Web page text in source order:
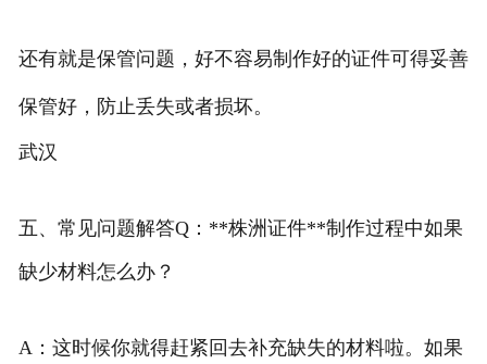
还有就是保管问题，好不容易制作好的证件可得妥善
保管好，防止丢失或者损坏。
武汉
五、常见问题解答Q：**株洲证件**制作过程中如果
缺少材料怎么办？
A：这时候你就得赶紧回去补充缺失的材料啦。如果